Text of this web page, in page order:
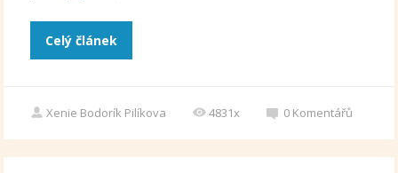
Celý článek
Xenie Bodorík Pilíkova 4831x 0 Komentářů